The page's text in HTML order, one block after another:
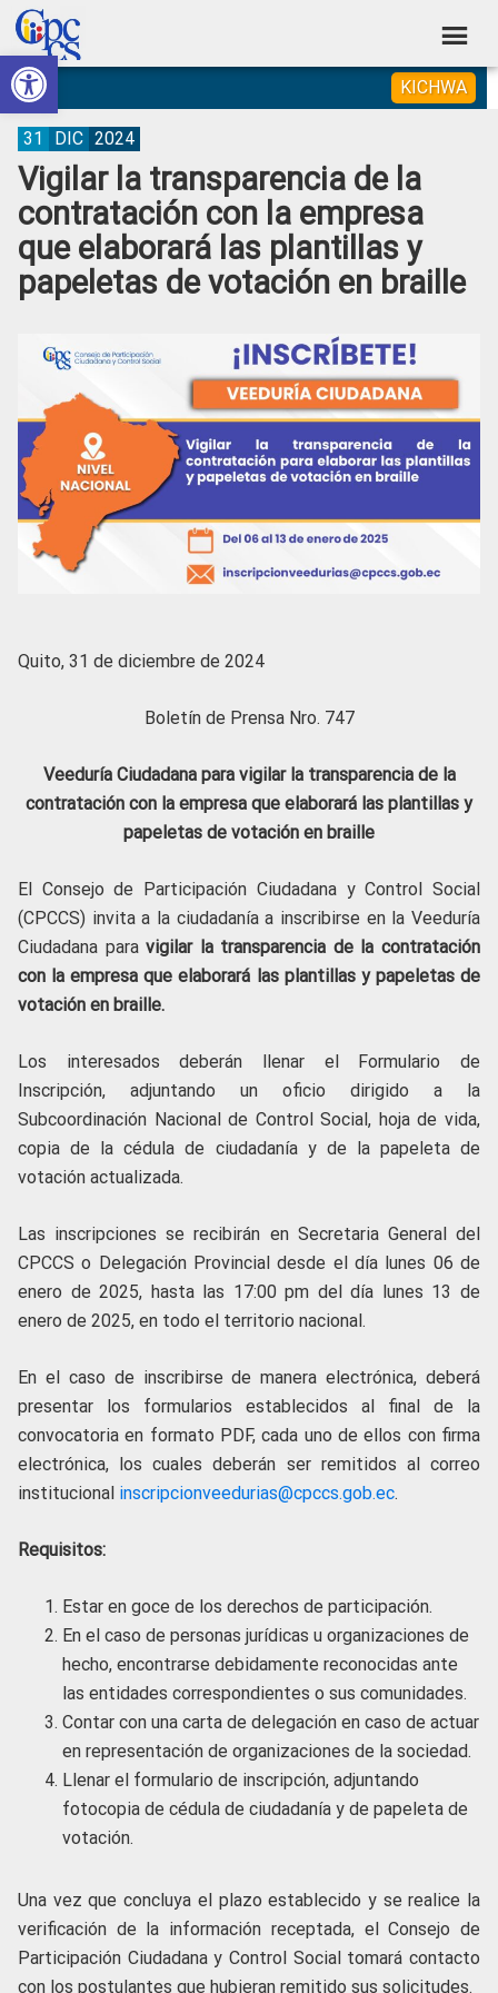
Abrir barra de herramientas
Skip
to
primary
navigation
Skip
to
main
content
Skip
to
primary
sidebar
Skip
to
footer
Consejo
de
Participación
Ciudadana
Control
Social
Construyendo
Poder
Ciudadano
KICHWA
Vigilar la transparencia de la
contratación con la empresa
que elaborará las plantillas y
papeletas de votación en braille
31 DIC 2024
Quito, 31 de diciembre de 2024
Boletín de Prensa Nro. 747
Veeduría Ciudadana para vigilar la transparencia de la
contratación con la empresa que elaborará las plantillas y
papeletas de votación en braille
El Consejo de Participación Ciudadana y Control Social
(CPCCS) invita a la ciudadanía a inscribirse en la Veeduría
Ciudadana paravigilar la transparencia de la contratación
con la empresa que elaborará las plantillas y papeletas de
votación en braille.
Los interesados deberán llenar el Formulario de
Inscripción, adjuntando un oficio dirigido a la
Subcoordinación Nacional de Control Social, hoja de vida,
copia de la cédula de ciudadanía y de la papeleta de
votación actualizada.
Las inscripciones se recibirán en Secretaria General del
CPCCS o Delegación Provincial desde el día lunes 06 de
enero de 2025, hasta las 17:00 pm del día lunes 13 de
enero de 2025, en todo el territorio nacional.
En el caso de inscribirse de manera electrónica, deberá
presentar los formularios establecidos al final de la
convocatoria en formato PDF, cada uno de ellos con firma
electrónica, los cuales deberán ser remitidos al correo
institucional inscripcionveedurias@cpccs.gob.ec.
Requisitos:
Estar en goce de los derechos de participación.
En el caso de personas jurídicas u organizaciones de
hecho, encontrarse debidamente reconocidas ante
las entidades correspondientes o sus comunidades.
Contar con una carta de delegación en caso de actuar
en representación de organizaciones de la sociedad.
Llenar el formulario de inscripción, adjuntando
fotocopia de cédula de ciudadanía y de papeleta de
votación.
Una vez que concluya el plazo establecido y se realice la
verificación de la información receptada, el Consejo de
Participación Ciudadana y Control Social tomará contacto
con los postulantes que hubieran remitido sus solicitudes.